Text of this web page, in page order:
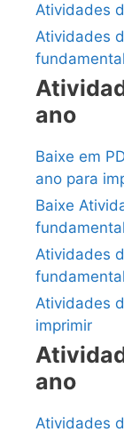
Atividades
Atividades
fundamental
ano
Baixe em
ano para
Baixe
fundamental
Atividades
fundamental
Atividades
imprimir
ano
Atividades